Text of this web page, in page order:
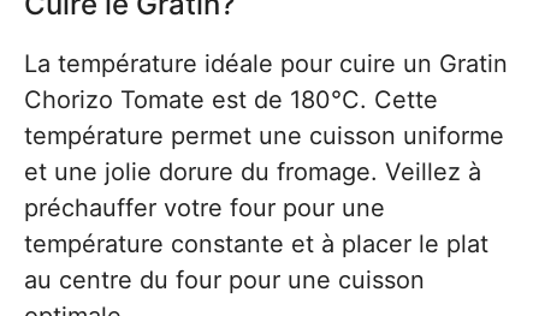
La température idéale pour cuire un Gratin
Chorizo Tomate est de 180°C. Cette
température permet une cuisson uniforme
et une jolie dorure du fromage. Veillez à
préchauffer votre four pour une
température constante et à placer le plat
au centre du four pour une cuisson